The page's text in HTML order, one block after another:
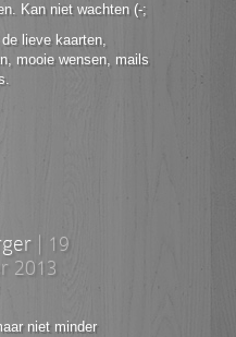
Kan niet wachten (-;
lieve kaarten,
mooie wensen, mails
19
2013
niet minder